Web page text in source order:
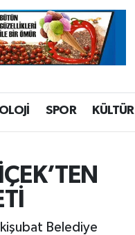
SPOR KÜLTÜR
Belediye
Fikstür